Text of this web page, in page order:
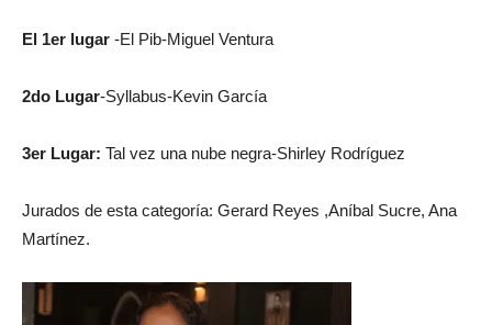
El 1er lugar -El Pib-Miguel Ventura
2do Lugar-Syllabus-Kevin García
3er Lugar: Tal vez una nube negra-Shirley Rodríguez
Jurados de esta categoría: Gerard Reyes ,Aníbal Sucre, Ana
Martínez.